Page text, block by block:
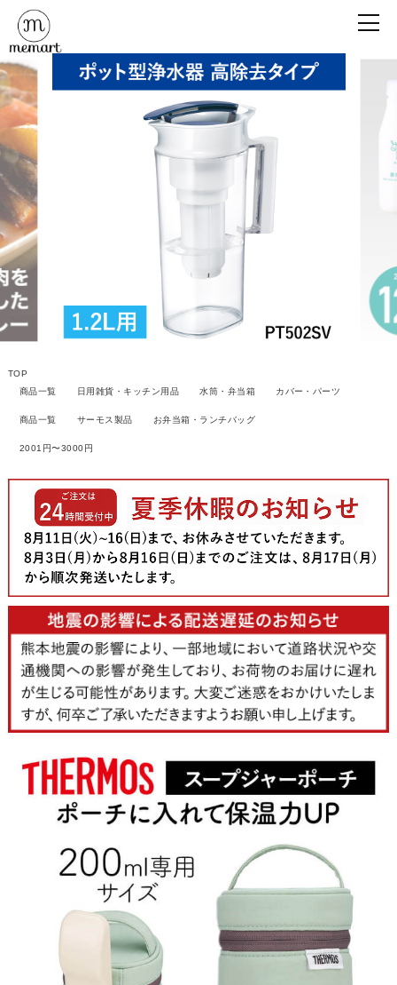
TOP
商品一覧
日用雑貨・キッチン用品 水筒・弁当箱 カバー・パーツ
商品一覧 サーモス製品 お弁当箱・ランチバッグ
2001円〜3000円